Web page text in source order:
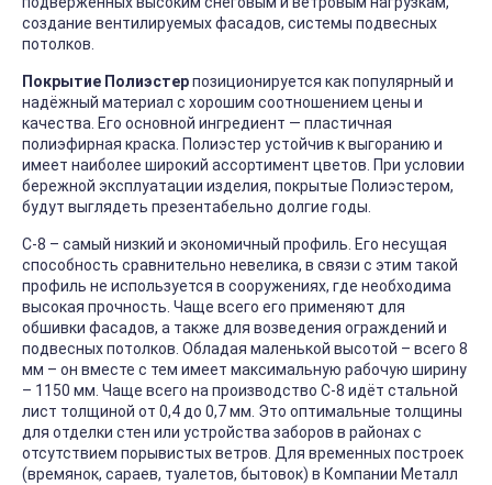
создание вентилируемых фасадов, системы подвесных
потолков.
Покрытие Полиэстерпозиционируется как популярный и
надёжный материал с хорошим соотношением цены и
качества. Его основной ингредиент — пластичная
полиэфирная краска. Полиэстер устойчив к выгоранию и
имеет наиболее широкий ассортимент цветов. При условии
бережной эксплуатации изделия, покрытые Полиэстером,
будут выглядеть презентабельно долгие годы.
С-8 – самый низкий и экономичный профиль. Его несущая
способность сравнительно невелика, в связи с этим такой
профиль не используется в сооружениях, где необходима
высокая прочность. Чаще всего его применяют для
обшивки фасадов, а также для возведения ограждений и
подвесных потолков. Обладая маленькой высотой – всего 8
мм – он вместе с тем имеет максимальную рабочую ширину
– 1150 мм. Чаще всего на производство С-8 идёт стальной
лист толщиной от 0,4 до 0,7 мм. Это оптимальные толщины
для отделки стен или устройства заборов в районах с
отсутствием порывистых ветров. Для временных построек
(времянок, сараев, туалетов, бытовок) в Компании Металл